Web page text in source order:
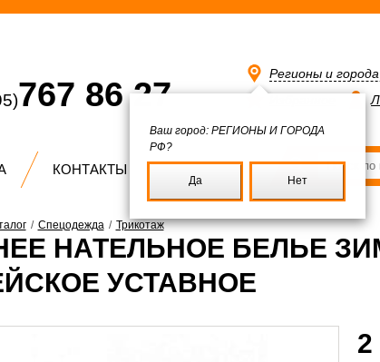
767 86 27
Регионы и
Ваш город: РЕГИОНЫ И ГОРОДА
РФ?
Да Нет
КОНТАКТЫ
/ Спецодежда / Трикотаж
НАТЕЛЬНОЕ БЕЛЬЕ
УСТАВНОЕ
2